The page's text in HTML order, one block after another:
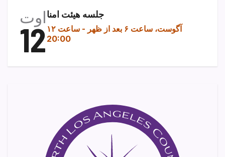
اوت
12
جلسه هیئت امنا
۱۲ آگوست، ساعت ۶ بعد از ظهر - ساعت
20:00